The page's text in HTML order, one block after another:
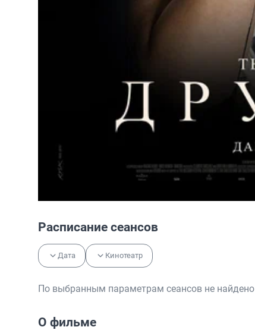
Расписание сеансов
Дата Кинотеатр
По выбранным параметрам сеансов не найдено
О фильме